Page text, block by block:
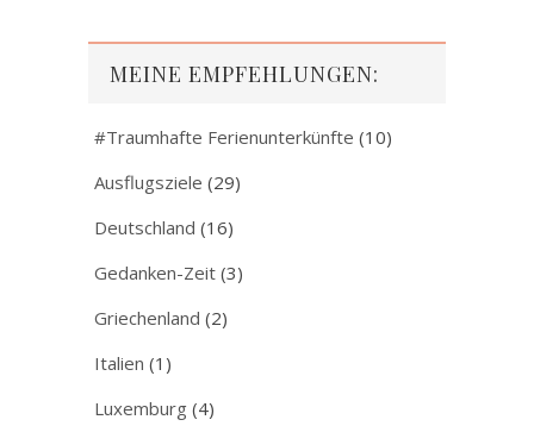
MEINE EMPFEHLUNGEN:
#Traumhafte Ferienunterkünfte (10)
Ausflugsziele (29)
Deutschland (16)
Gedanken-Zeit (3)
Griechenland (2)
Italien (1)
Luxemburg (4)